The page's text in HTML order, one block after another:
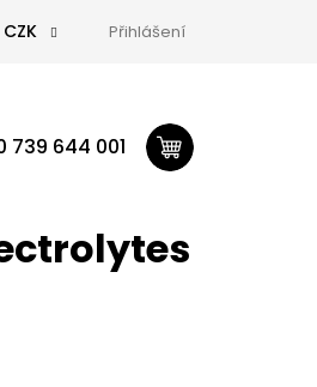
CZK Přihlášení
739 644 001
Doplňky GymTime Magazín